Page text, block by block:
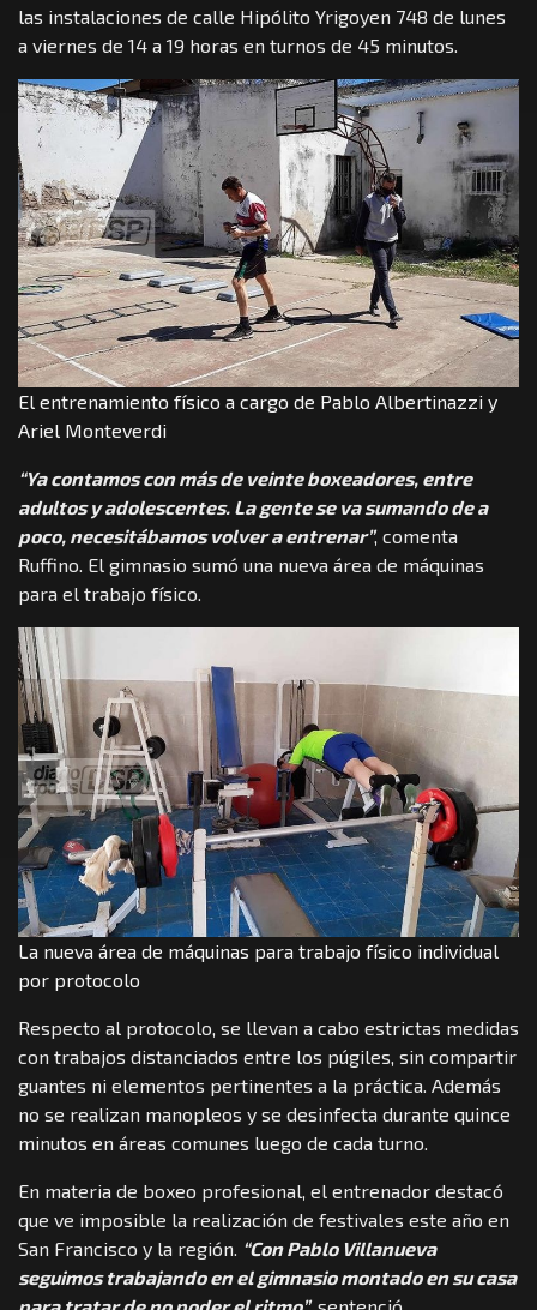
las instalaciones de calle Hipólito Yrigoyen 748 de lunes
a viernes de 14 a 19 horas en turnos de 45 minutos.
El entrenamiento físico a cargo de Pablo Albertinazzi y
Ariel Monteverdi
“Ya contamos con más de veinte boxeadores, entre
adultos y adolescentes. La gente se va sumando de a
poco, necesitábamos volver a entrenar”, comenta
Ruffino. El gimnasio sumó una nueva área de máquinas
para el trabajo físico.
La nueva área de máquinas para trabajo físico individual
por protocolo
Respecto al protocolo, se llevan a cabo estrictas medidas
con trabajos distanciados entre los púgiles, sin compartir
guantes ni elementos pertinentes a la práctica. Además
no se realizan manopleos y se desinfecta durante quince
minutos en áreas comunes luego de cada turno.
En materia de boxeo profesional, el entrenador destacó
que ve imposible la realización de festivales este año en
San Francisco y la región. “Con Pablo Villanueva
seguimos trabajando en el gimnasio montado en su casa